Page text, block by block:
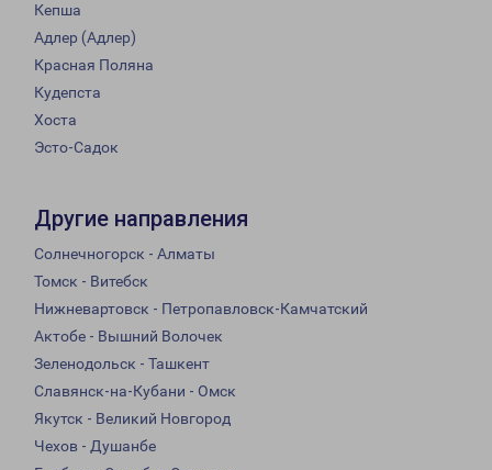
Кепша
Адлер (Адлер)
Красная Поляна
Кудепста
Хоста
Эсто-Садок
Другие направления
Солнечногорск - Алматы
Томск - Витебск
Нижневартовск - Петропавловск-Камчатский
Актобе - Вышний Волочек
Зеленодольск - Ташкент
Славянск-на-Кубани - Омск
Якутск - Великий Новгород
Чехов - Душанбе